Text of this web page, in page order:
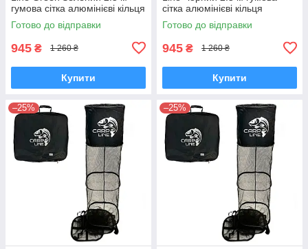
гумова сітка алюмінієві кільця
Готово до відправки
945 ₴ 1 260 ₴
Купити
сітка алюмінієві кільця
Готово до відправки
945 ₴ 1 260 ₴
Купити
–25% –25%